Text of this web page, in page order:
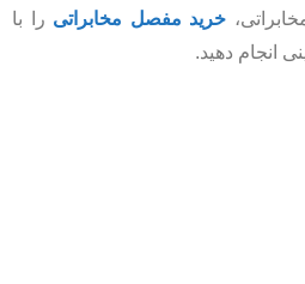
خرید مفصل مخابراتی را با
انجام دهید.